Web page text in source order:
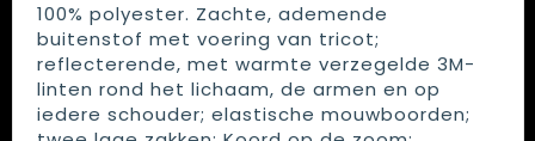
100% polyester. Zachte, ademende
buitenstof met voering van tricot;
reflecterende, met warmte verzegelde 3M-
linten rond het lichaam, de armen en op
iedere schouder; elastische mouwboorden;